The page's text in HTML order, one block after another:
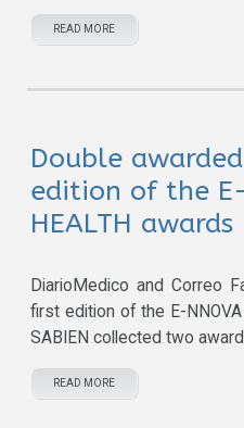
READ MORE
Double
edition of the
HEALTH awards
DiarioMedico and Correo
first edition of the E-
SABIEN collected two
READ MORE